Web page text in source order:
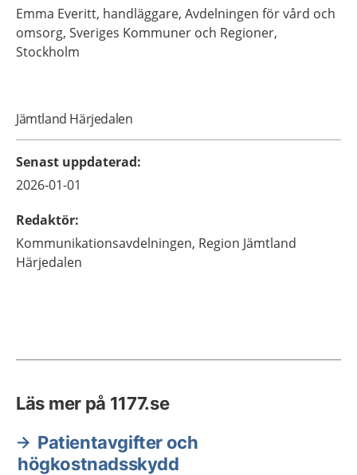
Emma Everitt, handläggare, Avdelningen för vård och
omsorg, Sveriges Kommuner och Regioner,
Stockholm
Jämtland Härjedalen
Senast uppdaterad:
2026-01-01
Redaktör:
Kommunikationsavdelningen, Region Jämtland
Härjedalen
Läs mer på 1177.se
Patientavgifter och
högkostnadsskydd